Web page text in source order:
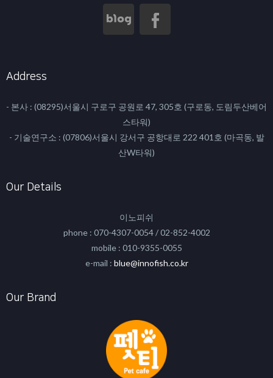
Address
- 본사 : (08295)서울시 구로구 공원로 47, 305호 (구로동, 도림두산베어
스타워)
- 기술연구소 : (07806)서울시 강서구 공항대로 222 401호 (마곡동, 발
산W타워)
Our Details
이노피쉬
phone : 070-4307-0054 / 02-852-4002
mobile : 010-9355-0055
e-mail : blue@innofish.co.kr
Our Brand